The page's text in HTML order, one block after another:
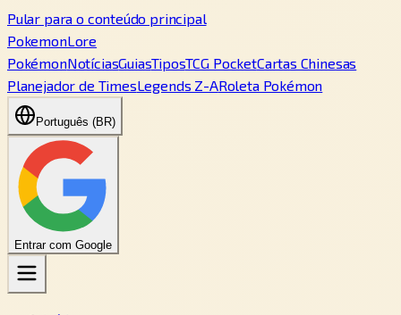
Pular para o conteúdo principal
PokemonLore
PokémonNotíciasGuiasTiposTCG PocketCartas Chinesas
Planejador de TimesLegends Z-ARoleta Pokémon
Português (BR)
Entrar com Google